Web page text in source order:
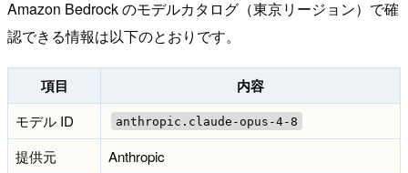
Amazon Bedrock のモデルカタログ（東京リージョン）で確
認できる情報は以下のとおりです。
項目 内容
モデル ID anthropic.claude-opus-4-8
提供元
Anthropic